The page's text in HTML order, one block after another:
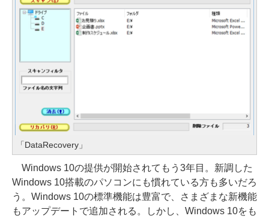
「DataRecovery」
Windows 10の提供が開始されてもう3年目。新調した
Windows 10搭載のパソコンにも慣れている方も多いだろ
う。Windows 10の標準機能は豊富で、さまざまな新機能
もアップデートで追加される。しかし、Windows 10をも